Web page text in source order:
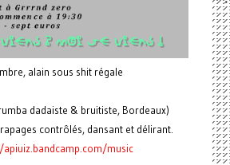
alain sous shit régale
dadaiste & bruitiste, Bordeaux)
contrôlés, dansant et délirant.
music